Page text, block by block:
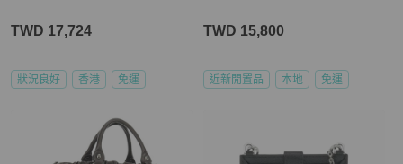
TWD 17,724
狀況良好 香港 免運
TWD 15,800
近新閒置品 本地 免運